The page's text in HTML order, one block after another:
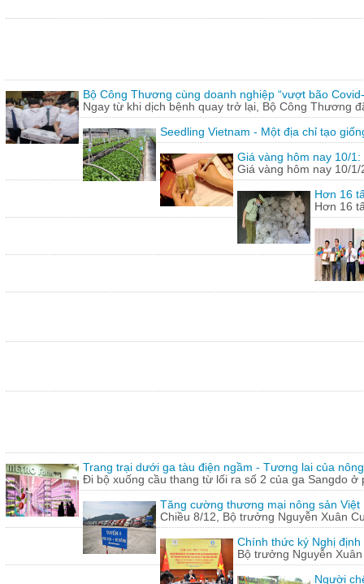
Bộ Công Thương cùng doanh nghiệp “vượt bão
Ngay từ khi dịch bệnh quay trở lại, Bộ Công Thương
Seedling Vietnam - Một địa chỉ tạo
Giá vàng hôm nay 10/
Giá vàng hôm nay 10/
Hơn 16
Hơn 16
Trang trại dưới ga tàu điện ngầm - Tương lai của
Đi bộ xuống cầu thang từ lối ra số 2 của ga Sangdo ở
Tăng cường thương mại nông sản Việt
Chiều 8/12, Bộ trưởng Nguyễn Xuân
Chính thức ký Nghị
Bộ trưởng Nguyễn
Người